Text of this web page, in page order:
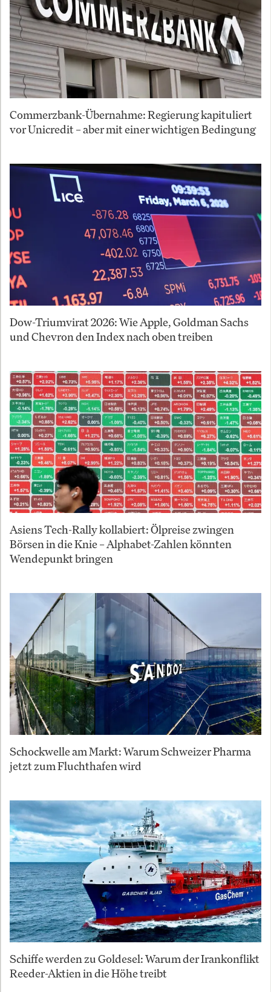
Commerzbank-Übernahme: Regierung kapituliert
vor Unicredit – aber mit einer wichtigen Bedingung
Dow-Triumvirat 2026: Wie Apple, Goldman Sachs
und Chevron den Index nach oben treiben
Asiens Tech-Rally kollabiert: Ölpreise zwingen
Börsen in die Knie – Alphabet-Zahlen könnten
Wendepunkt bringen
Schockwelle am Markt: Warum Schweizer Pharma
jetzt zum Fluchthafen wird
Schiffe werden zu Goldesel: Warum der Irankonflikt
Reeder-Aktien in die Höhe treibt